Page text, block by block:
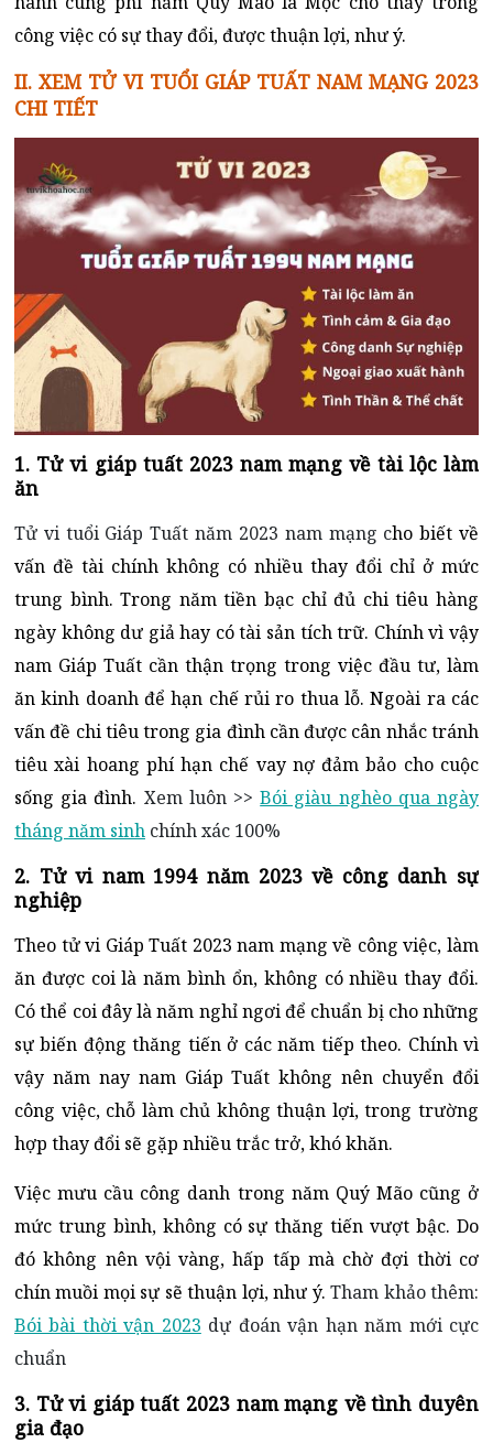
công việc có sự thay đổi, được thuận lợi, như ý.
II. XEM TỬ VI TUỔI GIÁP TUẤT NAM MẠNG 2023
CHI TIẾT
1. Tử vi giáp tuất 2023 nam mạng về tài lộc làm
ăn
Tử vi tuổi Giáp Tuất năm 2023 nam mạng cho biết về
vấn đề tài chính không có nhiều thay đổi chỉ ở mức
trung bình. Trong năm tiền bạc chỉ đủ chi tiêu hàng
ngày không dư giả hay có tài sản tích trữ. Chính vì vậy
nam Giáp Tuất cần thận trọng trong việc đầu tư, làm
ăn kinh doanh để hạn chế rủi ro thua lỗ. Ngoài ra các
vấn đề chi tiêu trong gia đình cần được cân nhắc tránh
tiêu xài hoang phí hạn chế vay nợ đảm bảo cho cuộc
sống gia đình. Xem luôn >>Bói giàu nghèo qua ngày
tháng năm sinh chính xác 100%
2. Tử vi nam 1994 năm 2023 về công danh sự
nghiệp
Theo tử vi Giáp Tuất 2023 nam mạng về công việc, làm
ăn được coi là năm bình ổn, không có nhiều thay đổi.
Có thể coi đây là năm nghỉ ngơi để chuẩn bị cho những
sự biến động thăng tiến ở các năm tiếp theo. Chính vì
vậy năm nay nam Giáp Tuất không nên chuyển đổi
công việc, chỗ làm chủ không thuận lợi, trong trường
hợp thay đổi sẽ gặp nhiều trắc trở, khó khăn.
Việc mưu cầu công danh trong năm Quý Mão cũng ở
mức trung bình, không có sự thăng tiến vượt bậc. Do
đó không nên vội vàng, hấp tấp mà chờ đợi thời cơ
chín muồi mọi sự sẽ thuận lợi, như ý.Tham khảo thêm:
Bói bài thời vận 2023 dự đoán vận hạn năm mới cực
chuẩn
3. Tử vi giáp tuất 2023 nam mạng về tình duyên
gia đạo